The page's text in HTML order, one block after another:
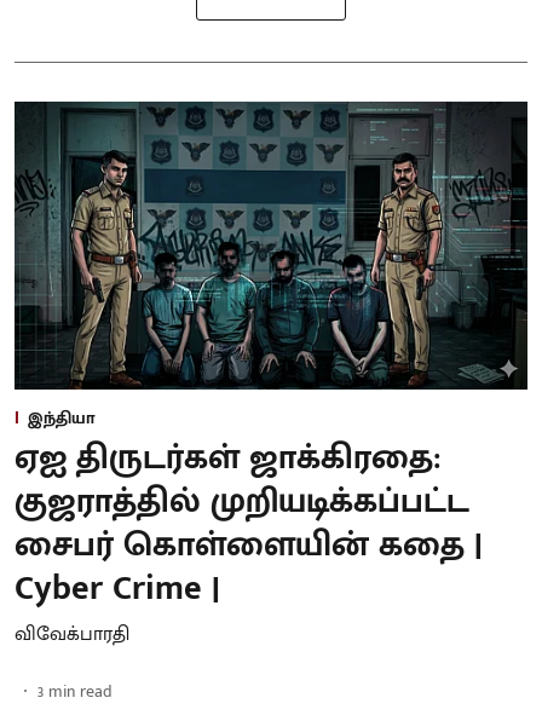
இந்தியா
ஏஐ திருடர்கள் ஜாக்கிரதை:
குஜராத்தில் முறியடிக்கப்பட்ட
சைபர் கொள்ளையின் கதை |
Cyber Crime |
விவேக்பாரதி
3 min read